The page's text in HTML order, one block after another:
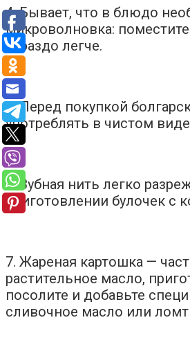
4. Бывает, что в блюдо
микроволновка:
гораздо легче.
5. Перед покупкой
употреблять в чистом
6. Зубная нить легко
приготовлении булочек с
7. Жареная картошка —
растительное масло,
посолите и добавьте
сливочное масло или